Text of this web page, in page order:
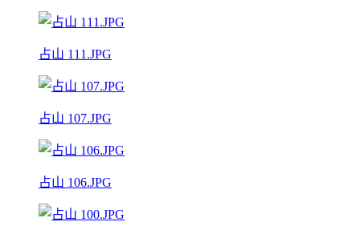
占山 111.JPG
占山 107.JPG
占山 106.JPG